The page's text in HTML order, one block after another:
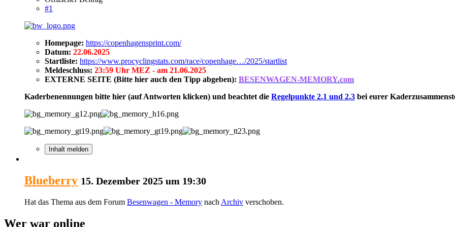
#1
Homepage: https://copenhagensprint.com/
Datum: 22.06.2025
Startliste: https://www.procyclingstats.com/race/copenhage…/2025/startlist
Meldeschluss: 23:59 Uhr MEZ - am 21.06.2025
EXTERNE SEITE (Bitte hier auch den Tipp abgeben): BESENWAGEN-MEMORY.com
Kaderbenennungen bitte hier (auf Antworten klicken) und beachtet die Regelpunkte 2.1 und 2.3 bei eurer
Inhalt melden
Blueberry 15. Dezember 2025 um 19:30
Hat das Thema aus dem Forum Besenwagen - Memory nach Archiv verschoben.
Wer war online